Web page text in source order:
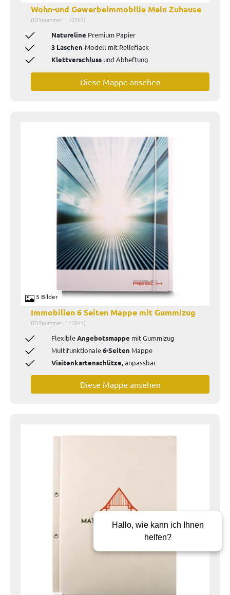
Wohn-und Gewerbeimmobilie Mein Zuhause
(IDSnummer: 110767)
Natureline Premium Papier
3 Laschen-Modell mit Relieflack
Klettverschluss und Abheftung
Diese Mappe ansehen
5 Bilder
Immobilien 6 Seiten Mappe mit Gummizug
(IDSnummer: 110844)
FlexibleAngebotsmappe mit Gummizug
Multifunktionale6-Seiten Mappe
Visitenkartenschlitze,anpassbar
Diese Mappe ansehen
Hallo, wie kann ich Ihnen
helfen?